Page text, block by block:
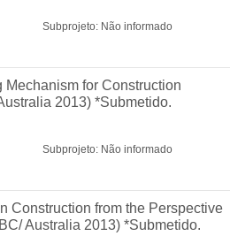
Subprojeto: Não informado
for Construction
2013) *Submetido.
Subprojeto: Não informado
Construction from the Perspective
Australia 2013) *Submetido.